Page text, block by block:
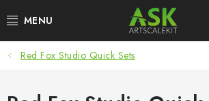
Inhalt
BLOG
SUMMER DAYS
Red Fox Studio Quick Sets